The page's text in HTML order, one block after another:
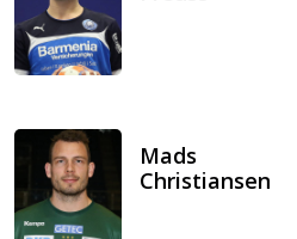
Mads
Christiansen